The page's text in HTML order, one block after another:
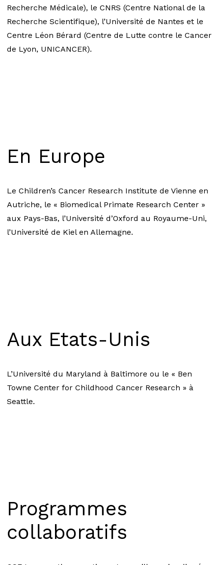
Recherche Médicale), le CNRS (Centre National de la
Recherche Scientifique), l’Université de Nantes et le
Centre Léon Bérard (Centre de Lutte contre le Cancer
de Lyon, UNICANCER).
En Europe
Le Children’s Cancer Research Institute de Vienne en
Autriche, le « Biomedical Primate Research Center »
aux Pays-Bas, l’Université d’Oxford au Royaume-Uni,
l’Université de Kiel en Allemagne.
Aux Etats-Unis
L’Université du Maryland à Baltimore ou le « Ben
Towne Center for Childhood Cancer Research » à
Seattle.
Programmes
collaboratifs